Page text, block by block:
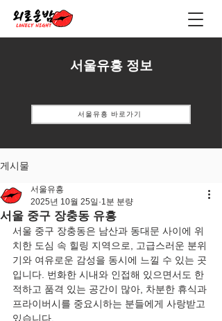
서울유흥 정보
서울유흥 바로가기
게시물
서울 중구 장충동 유흥
서울유흥
2025년 10월 25일 1분 분량
서울 중구 장충동은 남산과 동대문 사이에 위
치한 도심 속 힐링 지역으로, 고급스러운 분위
기와 여유로운 감성을 동시에 느낄 수 있는 곳
입니다. 번화한 시내와 인접해 있으면서도 한
적하고 품격 있는 공간이 많아, 차분한 휴식과
프라이버시를 중요시하는 분들에게 사랑받고
있습니다.